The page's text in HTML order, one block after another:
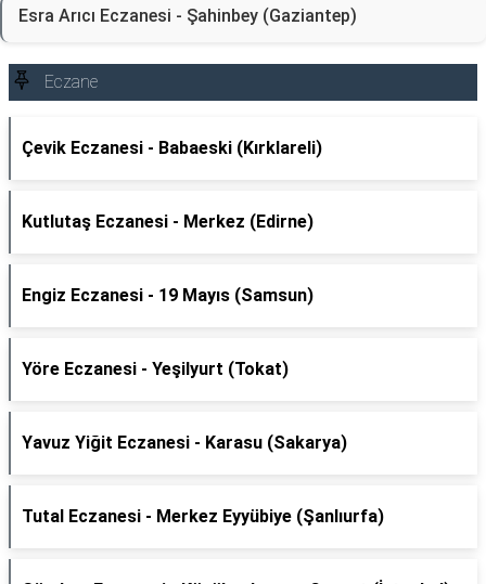
Esra Arıcı Eczanesi - Şahinbey (Gaziantep)
Eczane
Çevik Eczanesi - Babaeski (Kırklareli)
Kutlutaş Eczanesi - Merkez (Edirne)
Engiz Eczanesi - 19 Mayıs (Samsun)
Yöre Eczanesi - Yeşilyurt (Tokat)
Yavuz Yiğit Eczanesi - Karasu (Sakarya)
Tutal Eczanesi - Merkez Eyyübiye (Şanlıurfa)